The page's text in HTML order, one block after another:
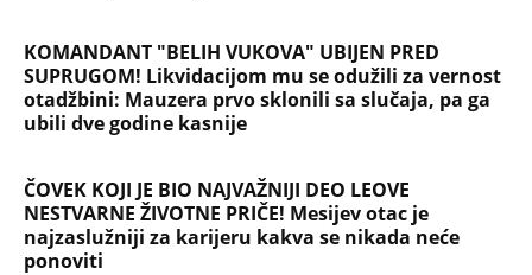
KOMANDANT "BELIH VUKOVA" UBIJEN PRED
SUPRUGOM! Likvidacijom mu se odužili za vernost
otadžbini: Mauzera prvo sklonili sa slučaja, pa ga
ubili dve godine kasnije
ČOVEK KOJI JE BIO NAJVAŽNIJI DEO LEOVE
NESTVARNE ŽIVOTNE PRIČE! Mesijev otac je
najzaslužniji za karijeru kakva se nikada neće
ponoviti